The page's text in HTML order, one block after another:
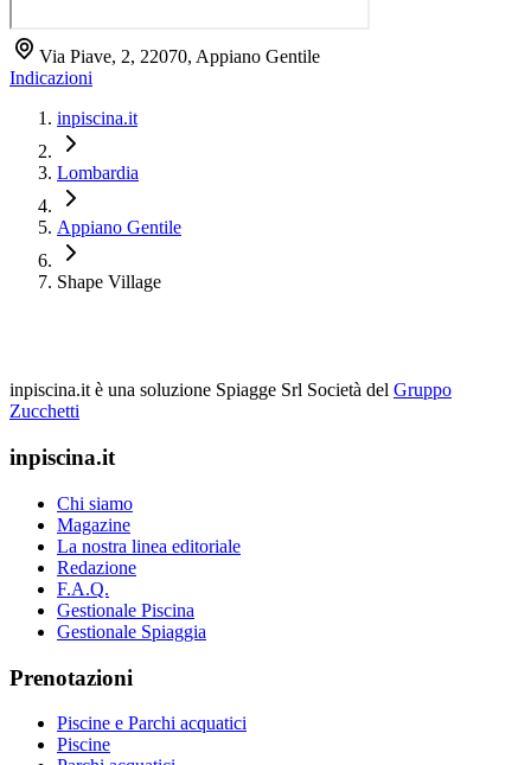
Via Piave, 2, 22070, Appiano Gentile
Indicazioni
inpiscina.it
Lombardia
Appiano Gentile
Shape Village
inpiscina.it è una soluzione Spiagge Srl Società del Gruppo
Zucchetti
inpiscina.it
Chi siamo
Magazine
La nostra linea editoriale
Redazione
F.A.Q.
Gestionale Piscina
Gestionale Spiaggia
Prenotazioni
Piscine e Parchi acquatici
Piscine